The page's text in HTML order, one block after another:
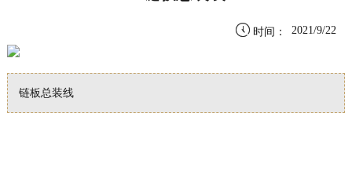
 时间： 2021/9/22
链板总装线